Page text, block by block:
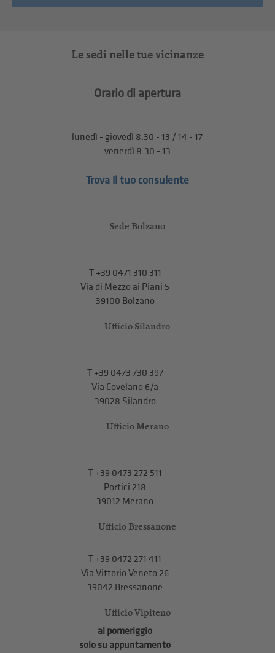
Le sedi nelle tue vicinanze
Orario di apertura
lunedì - giovedì 8.30 - 13 / 14 - 17
venerdì 8.30 - 13
Trova il tuo consulente
Sede Bolzano
T+39 0471 310 311
Via di Mezzo ai Piani 5
39100 Bolzano
Ufficio Silandro
T+39 0473 730 397
Via Covelano 6/a
39028 Silandro
Ufficio Merano
T+39 0473 272 511
Portici 218
39012 Merano
Ufficio Bressanone
T +39 0472 271 411
Via Vittorio Veneto 26
39042 Bressanone
Ufficio Vipiteno
al pomeriggio
solo su appuntamento